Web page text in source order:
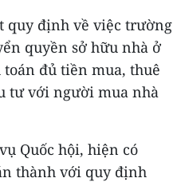
quy định về việc trường
quyền sở hữu nhà ở
đủ tiền mua, thuê
tư với người mua nhà
Quốc hội, hiện có
thành với quy định